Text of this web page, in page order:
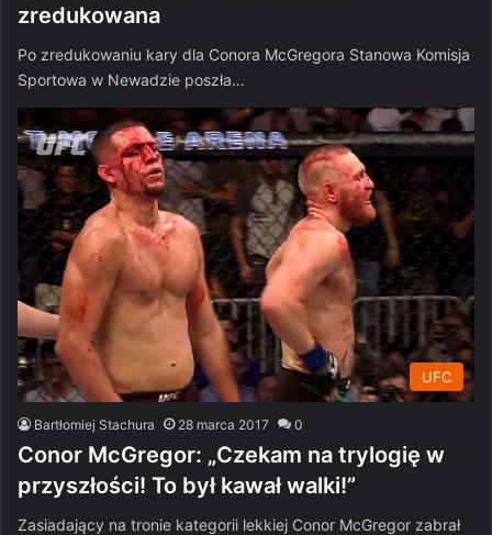
zredukowana
Po zredukowaniu kary dla Conora McGregora Stanowa Komisja
Sportowa w Newadzie poszła…
UFC
Bartłomiej Stachura 28 marca 2017 0
Conor McGregor: „Czekam na trylogię w
przyszłości! To był kawał walki!”
Zasiadający na tronie kategorii lekkiej Conor McGregor zabrał